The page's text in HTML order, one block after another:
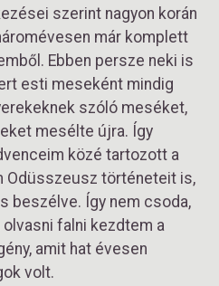
szerint nagyon korán
már komplett
Ebben persze neki is
esti meseként mindig
szóló meséket,
mesélte újra. Így
közé tartozott a
Odüsszeusz történeteit is,
beszélve. Így nem csoda,
falni kezdtem a
amit hat évesen
volt.